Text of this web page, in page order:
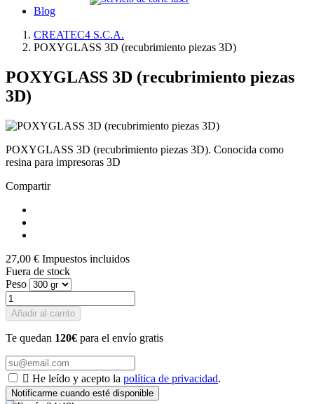
Blog
CREATEC4 S.C.A.
POXYGLASS 3D (recubrimiento piezas 3D)
POXYGLASS 3D (recubrimiento piezas
3D)
POXYGLASS 3D (recubrimiento piezas 3D). Conocida como
resina para impresoras 3D
Compartir
27,00 € Impuestos incluidos
Fuera de stock
Peso
Añadir al carrito
Te quedan 120€ para el envío gratis
 He leído y acepto la política de privacidad.
Notificarme cuando esté disponible